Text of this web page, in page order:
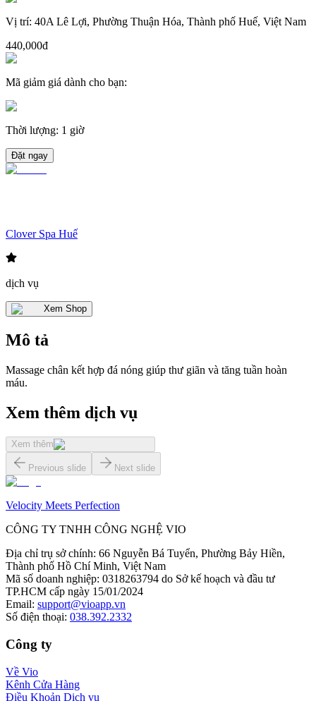
Vị trí: 40A Lê Lợi, Phường Thuận Hóa, Thành phố Huế, Việt Nam
440,000đ
Mã giảm giá dành cho bạn:
Thời lượng: 1 giờ
Đặt ngay
Clover Spa Huế
dịch vụ
Xem Shop
Mô tả
Massage chân kết hợp đá nóng giúp thư giãn và tăng tuần hoàn
máu.
Xem thêm dịch vụ
Xem thêm
Previous slide Next slide
Velocity Meets Perfection
CÔNG TY TNHH CÔNG NGHỆ VIO
Địa chỉ trụ sở chính: 66 Nguyễn Bá Tuyển, Phường Bảy Hiền,
Thành phố Hồ Chí Minh, Việt Nam
Mã số doanh nghiệp: 0318263794 do Sở kế hoạch và đầu tư
TP.HCM cấp ngày 15/01/2024
Email: support@vioapp.vn
Số điện thoại: 038.392.2332
Công ty
Về Vio
Kênh Cửa Hàng
Điều Khoản Dịch vụ